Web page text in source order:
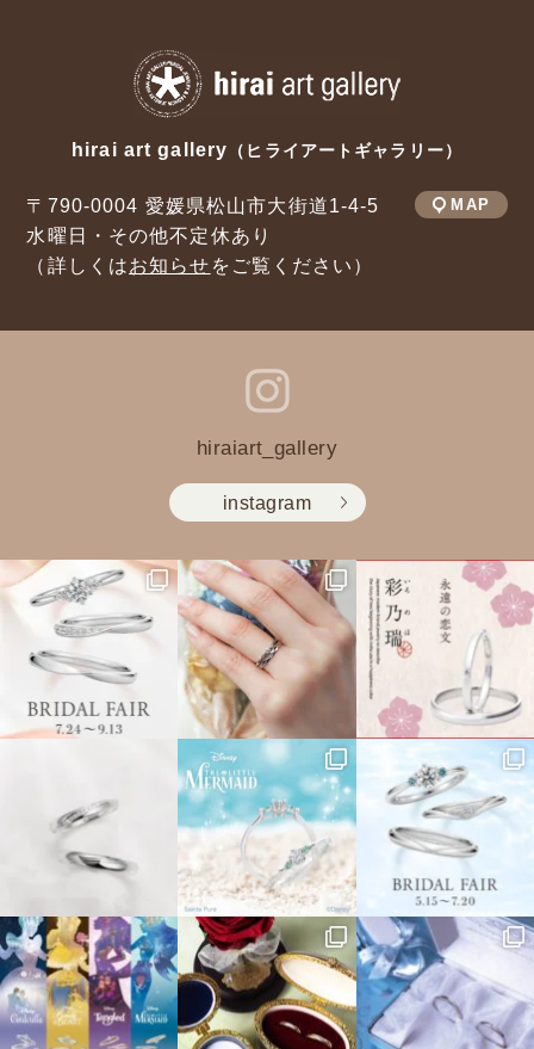
hirai art gallery （ヒライアートギャラリー）
MAP
〒790-0004 愛媛県松山市大街道1-4-5
水曜日・その他不定休あり
（詳しくはお知らせ をご覧ください）
hiraiart_gallery
instagram